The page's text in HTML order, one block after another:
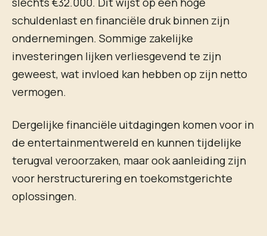
schuldenlast en financiële druk binnen zijn
ondernemingen. Sommige zakelijke
investeringen lijken verliesgevend te zijn
geweest, wat invloed kan hebben op zijn netto
vermogen.
Dergelijke financiële uitdagingen komen voor in
de entertainmentwereld en kunnen tijdelijke
terugval veroorzaken, maar ook aanleiding zijn
voor herstructurering en toekomstgerichte
oplossingen.